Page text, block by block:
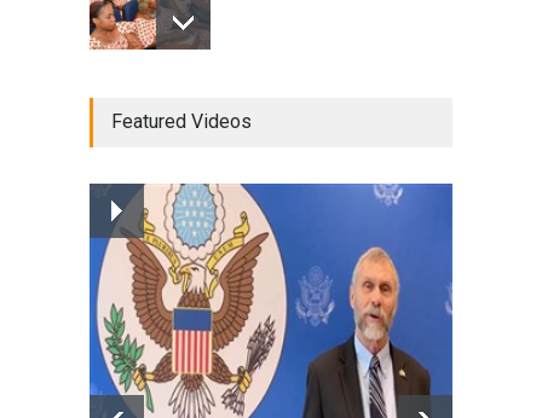
Radio partenaire
Magazine : le service de
prise en charge des
personnes vivantes avec le
VIH
Santé 25/03/2019
Featured Videos